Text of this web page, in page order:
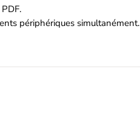
périphériques simultanément.